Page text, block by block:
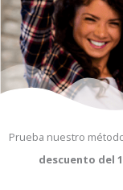
Prueba nuestro
descuento del